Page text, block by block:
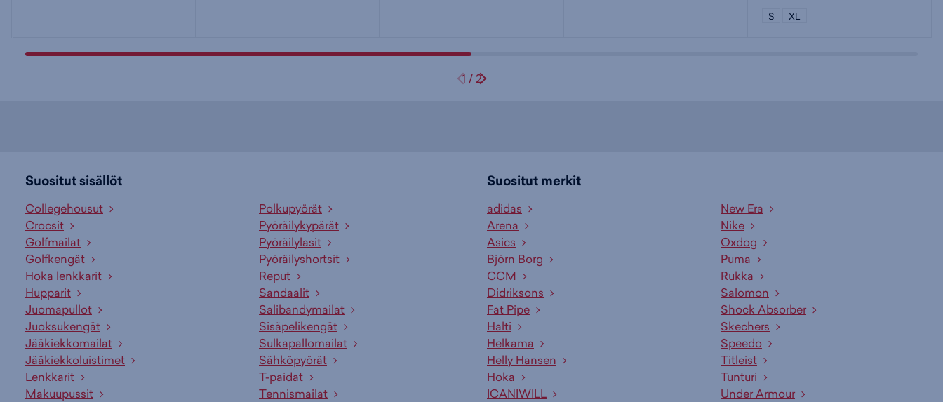
S XL
Collegehousut
Crocsit
Golfmailat
Golfkengät
Hoka lenkkarit
Hupparit
Juomapullot
Juoksukengät
Jääkiekkomailat
Jääkiekkoluistimet
Lenkkarit
Polkupyörät
Pyöräilykypärät
Pyöräilylasit
Pyöräilyshortsit
Reput
Sandaalit
Salibandymailat
Sisäpelikengät
Sulkapallomailat
Sähköpyörät
T-paidat
adidas
Arena
Asics
Björn Borg
CCM
Didriksons
Fat Pipe
Halti
Helkama
Helly Hansen
Hoka
New Era
Nike
Oxdog
Puma
Rukka
Salomon
Shock Absorber
Skechers
Speedo
Titleist
Tunturi